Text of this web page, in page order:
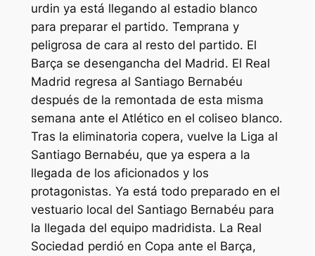
urdin ya está llegando al estadio blanco
para preparar el partido. Temprana y
peligrosa de cara al resto del partido. El
Barça se desengancha del Madrid. El Real
Madrid regresa al Santiago Bernabéu
después de la remontada de esta misma
semana ante el Atlético en el coliseo blanco.
Tras la eliminatoria copera, vuelve la Liga al
Santiago Bernabéu, que ya espera a la
llegada de los aficionados y los
protagonistas. Ya está todo preparado en el
vestuario local del Santiago Bernabéu para
la llegada del equipo madridista. La Real
Sociedad perdió en Copa ante el Barça,